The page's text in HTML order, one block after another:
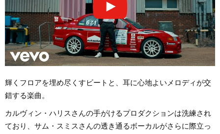
輝くフロアを埋め尽くすビートと、耳に心地よいメロディが交
錯する楽曲。
カルヴィン・ハリスさんの手がけるプロダクションは洗練され
ており、サム・スミスさんの透き通るボーカルがさらに際立っ